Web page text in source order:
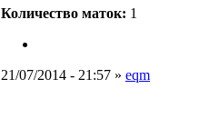
Количество маток: 1
21/07/2014 - 21:57 » eqm